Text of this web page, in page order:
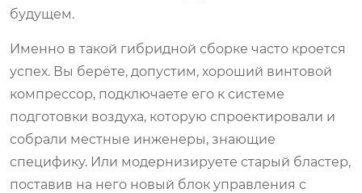
будущем.
Именно в такой гибридной сборке часто кроется
успех. Вы берёте, допустим, хороший винтовой
компрессор, подключаете его к системе
подготовки воздуха, которую спроектировали и
собрали местные инженеры, знающие
специфику. Или модернизируете старый бластер,
поставив на него новый блок управления с